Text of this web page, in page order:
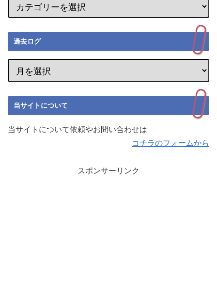
過去ログ
当サイトについて
当サイトについて依頼やお問い合わせは
コチラのフォームから
スポンサーリンク